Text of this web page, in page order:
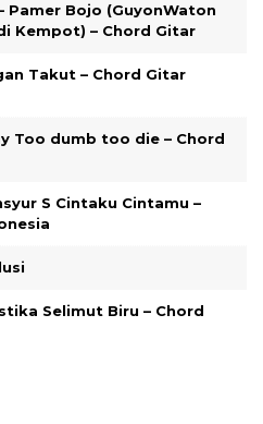
Pamer Bojo (GuyonWaton
Kempot) – Chord Gitar
Takut – Chord Gitar
Too dumb too die – Chord
S Cintaku Cintamu –
Selimut Biru – Chord